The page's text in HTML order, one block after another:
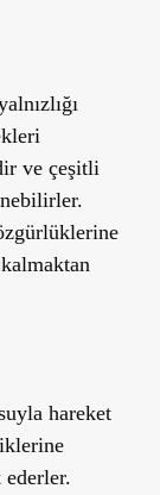
ve çeşitli
hareket